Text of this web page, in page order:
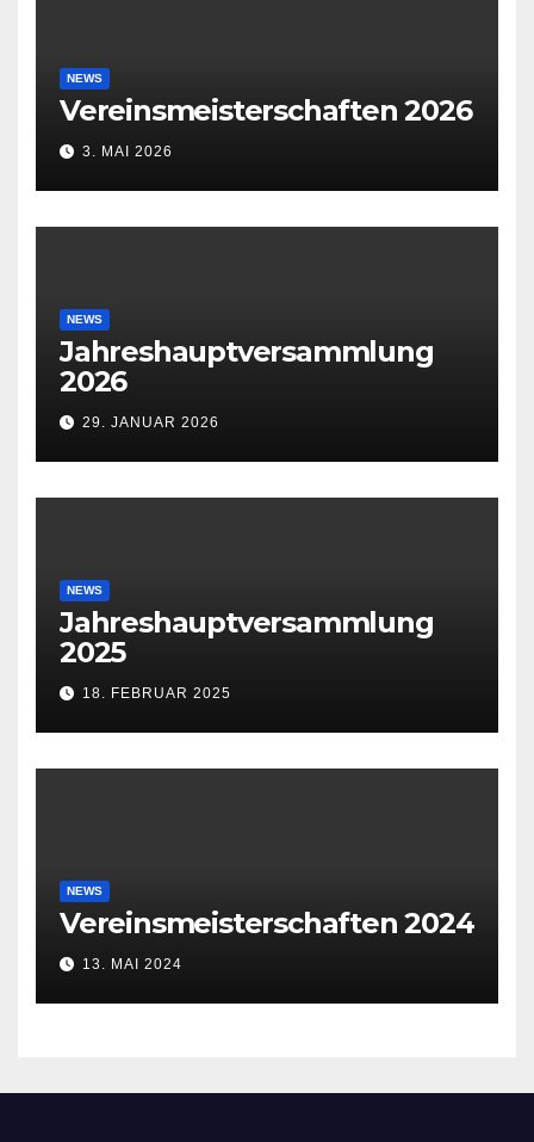
NEWS
Vereinsmeisterschaften 2026
3. MAI 2026
NEWS
Jahreshauptversammlung
2026
29. JANUAR 2026
NEWS
Jahreshauptversammlung
2025
18. FEBRUAR 2025
NEWS
Vereinsmeisterschaften 2024
13. MAI 2024